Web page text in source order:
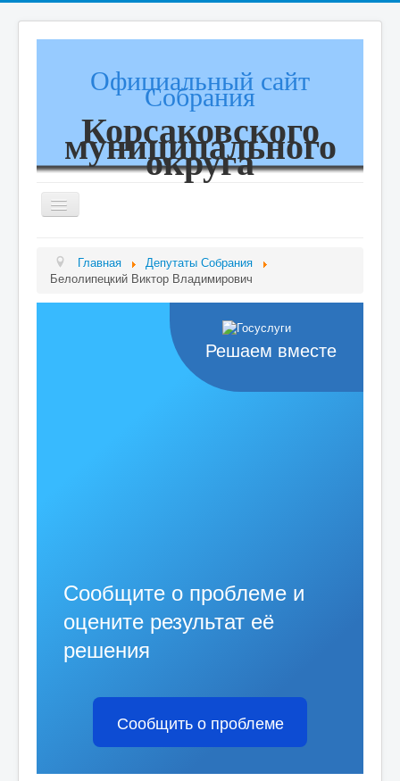
Официальный сайт
Собрания
Корсаковского
муниципального
округа
Toggle
Navigation
Депутаты Собрания
Деятельность Собрания
Главная
Депутаты Собрания
Белолипецкий Виктор Владимирович
Решаем вместе
Сообщите о проблеме и
оцените результат её
решения
Сообщить о проблеме